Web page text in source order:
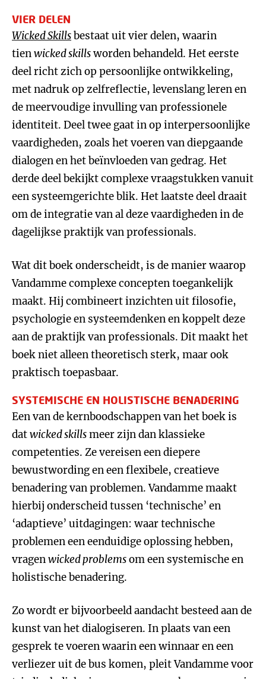
VIER DELEN
Wicked Skillsbestaat uit vier delen, waarin
tienwicked skillsworden behandeld. Het eerste
deel richt zich op persoonlijke ontwikkeling,
met nadruk op zelfreflectie, levenslang leren en
de meervoudige invulling van professionele
identiteit. Deel twee gaat in op interpersoonlijke
vaardigheden, zoals het voeren van diepgaande
dialogen en het beïnvloeden van gedrag. Het
derde deel bekijkt complexe vraagstukken vanuit
een systeemgerichte blik. Het laatste deel draait
om de integratie van al deze vaardigheden in de
dagelijkse praktijk van professionals.
Wat dit boek onderscheidt, is de manier waarop
Vandamme complexe concepten toegankelijk
maakt. Hij combineert inzichten uit filosofie,
psychologie en systeemdenken en koppelt deze
aan de praktijk van professionals. Dit maakt het
boek niet alleen theoretisch sterk, maar ook
praktisch toepasbaar.
SYSTEMISCHE EN HOLISTISCHE BENADERING
Een van de kernboodschappen van het boek is
datwicked skillsmeer zijn dan klassieke
competenties. Ze vereisen een diepere
bewustwording en een flexibele, creatieve
benadering van problemen. Vandamme maakt
hierbij onderscheid tussen ‘technische’ en
‘adaptieve’ uitdagingen: waar technische
problemen een eenduidige oplossing hebben,
vragenwicked problemsom een systemische en
holistische benadering.
Zo wordt er bijvoorbeeld aandacht besteed aan de
kunst van het dialogiseren. In plaats van een
gesprek te voeren waarin een winnaar en een
verliezer uit de bus komen, pleit Vandamme voor